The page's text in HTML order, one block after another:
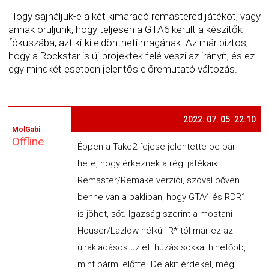
Hogy sajnáljuk-e a két kimaradó remastered játékot, vagy
annak örüljünk, hogy teljesen a GTA6 került a készítők
fókuszába, azt ki-ki eldöntheti magának. Az már biztos,
hogy a Rockstar is új projektek felé veszi az irányít, és ez
egy mindkét esetben jelentős előremutató változás.
MolGabi
Offline
2022. 07. 05. 22:10
Éppen a Take2 fejese jelentette be pár
hete, hogy érkeznek a régi játékaik
Remaster/Remake verziói, szóval bőven
benne van a pakliban, hogy GTA4 és RDR1
is jöhet, sőt. Igazság szerint a mostani
Houser/Lazlow nélküli R*-tól már ez az
újrakiadásos üzleti húzás sokkal hihetőbb,
mint bármi előtte. De akit érdekel, még